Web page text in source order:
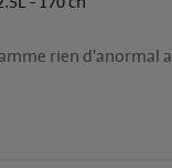
rien d'anormal a